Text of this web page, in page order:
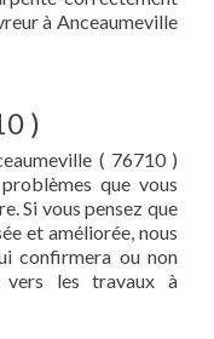
à Anceaumeville
)
( 76710 )
que vous
Si vous pensez que
et améliorée, nous
confirmera ou non
les travaux à